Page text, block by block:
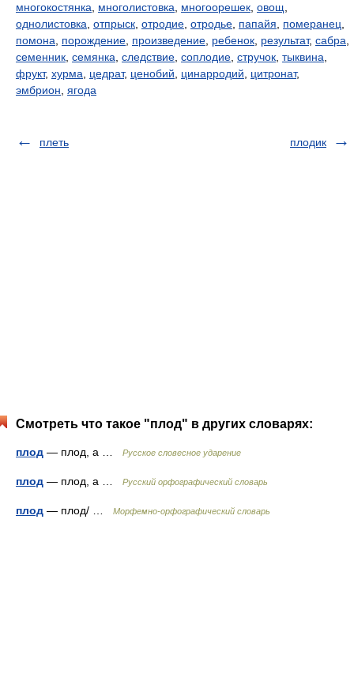
многокостянка
многолистовка многоорешек овощ
однолистовка отпрыск отродие отродье папайя померанец
помона
порождение произведение ребенок результат, сабра
семенник семянка следствие соплодие стручок тыквина
фрукт, хурма цедрат, ценобий цинарродий цитронат,
эмбрион ягода
плеть плодик
Смотреть что такое "плод" в других словарях:
плод — плод, а … Русское словесное ударение
плод — плод, а … Русский орфографический словарь
плод — плод/ … Морфемно-орфографический словарь